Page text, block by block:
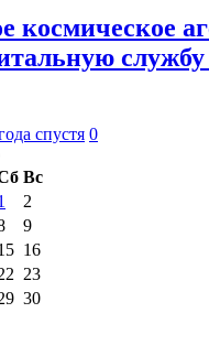
космическое
спустя 0
Вс
2
9
16
23
30